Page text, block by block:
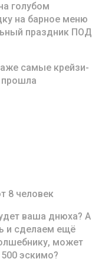
голубом
на барное меню
праздник ПОД
самые крейзи-
8 человек
ваша днюха? А
и сделаем ещё
может
эскимо?